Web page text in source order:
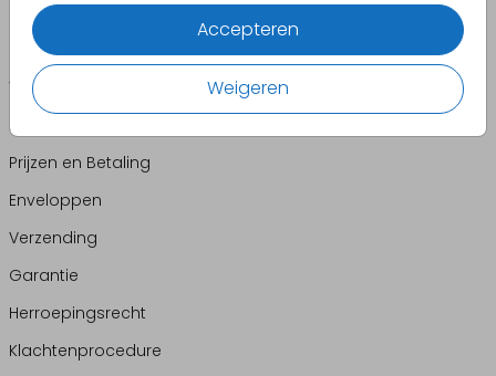
Accepteren
Weigeren
Contact
Bestellen: hoe werkt het
Veelgestelde vragen
Persoonlijke proefdruk
Prijzen en Betaling
Enveloppen
Verzending
Garantie
Herroepingsrecht
Klachtenprocedure
PrettyOrange.de
PrettyOrange.fr